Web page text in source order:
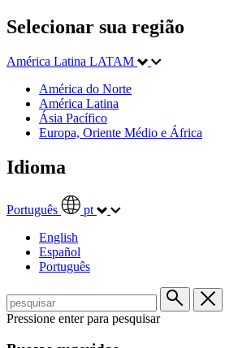
Selecionar sua região
América Latina LATAM
América do Norte
América Latina
Ásia Pacífico
Europa, Oriente Médio e África
Idioma
Português
pt
English
Español
Português
Pressione enter para pesquisar